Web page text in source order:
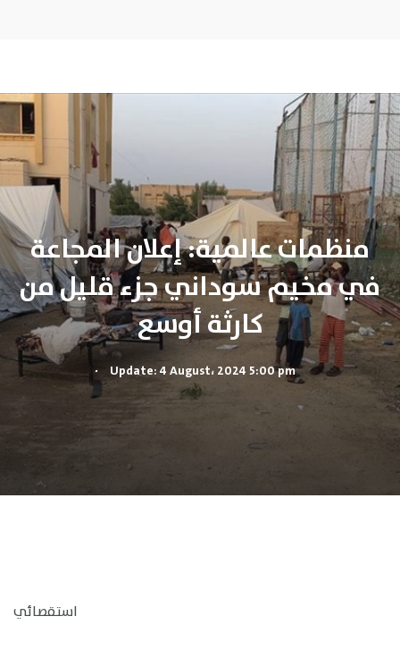
منظمات عالمية: إعلان المجاعة
في مخيم سوداني جزء قليل من
كارثة أوسع
. Update: 4 August، 2024 5:00 pm
استقصائي